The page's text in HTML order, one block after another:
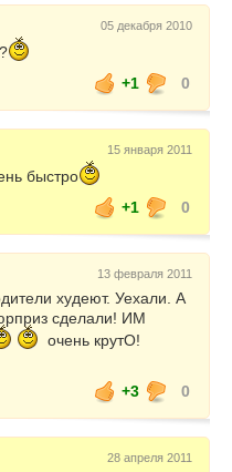
05 декабря 2010
+1
0
15 января 2011
быстро
+1
0
13 февраля 2011
худеют. Уехали. А
сделали! ИМ
очень крутО!
+3
0
28 апреля 2011